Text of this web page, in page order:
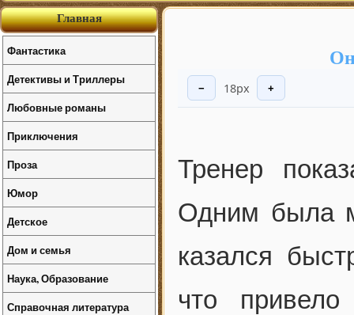
− 18px +
Тренер
Одним была
казался
что
Главная
Фантастика
Детективы и Триллеры
Любовные романы
Приключения
Проза
Юмор
Детское
Дом и семья
Наука, Образование
Справочная литература